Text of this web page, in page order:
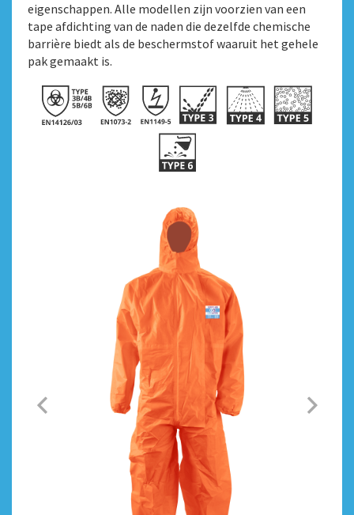
eigenschappen. Alle modellen zijn voorzien van een
tape afdichting van de naden die dezelfde chemische
barrière biedt als de beschermstof waaruit het gehele
pak gemaakt is.